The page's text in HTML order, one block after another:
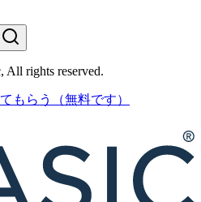
rights reserved.
もらう （無料です）